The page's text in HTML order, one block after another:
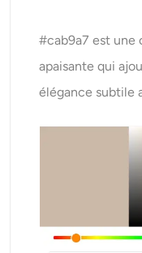
#cab9a7 est une
apaisante qui
élégance subtile